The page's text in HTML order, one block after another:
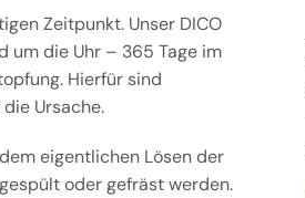
Zeitpunkt. Unser DICO
um die Uhr – 365 Tage im
Hierfür sind
Ursache.
eigentlichen Lösen der
oder gefräst werden.